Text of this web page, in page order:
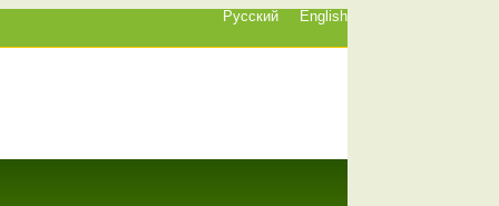
Русский English